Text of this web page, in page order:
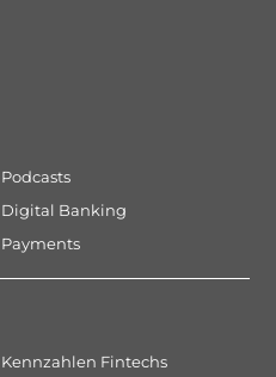
Podcasts
Digital Banking
Payments
Kennzahlen Fintechs